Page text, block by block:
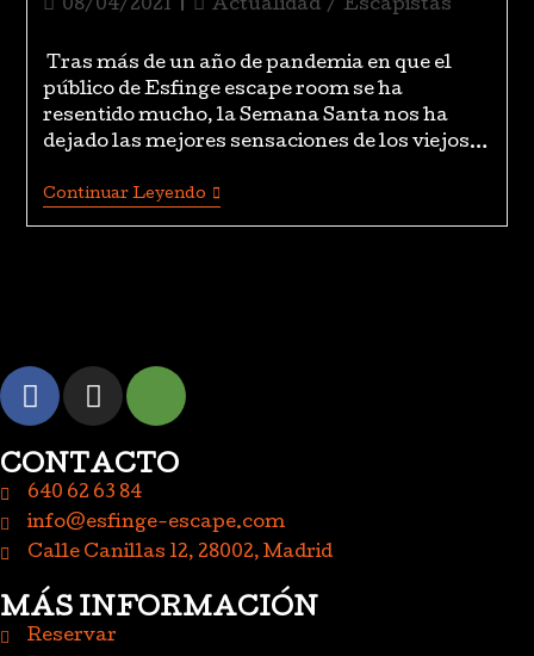
08/04/2021 Actualidad / Escapistas
Tras más de un año de pandemia en que el
público de Esfinge escape room se ha
resentido mucho, la Semana Santa nos ha
dejado las mejores sensaciones de los viejos…
Continuar Leyendo
CONTACTO
640 62 63 84
info@esfinge-escape.com
Calle Canillas 12, 28002, Madrid
MÁS INFORMACIÓN
Reservar